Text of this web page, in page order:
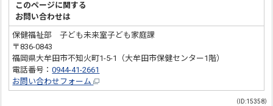
このページに関する
お問い合わせは
保健福祉部 子ども未来室子ども家庭課
〒836-0843
福岡県大牟田市不知火町1-5-1（大牟田市保健センター1階）
電話番号：0944-41-2661
お問い合わせフォーム
（ID:15358）